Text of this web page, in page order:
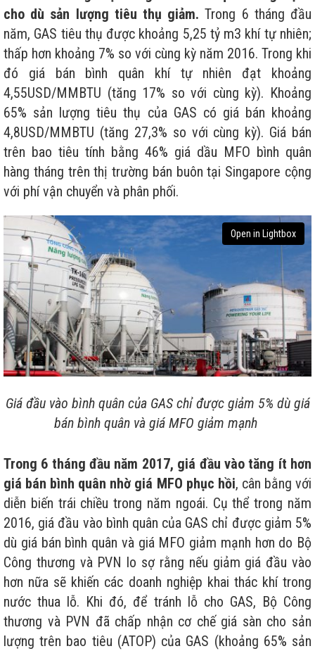
cho dù sản lượng tiêu thụ giảm. Trong 6 tháng đầu
năm, GAS tiêu thụ được khoảng 5,25 tỷ m3 khí tự nhiên;
thấp hơn khoảng 7% so với cùng kỳ năm 2016. Trong khi
đó giá bán bình quân khí tự nhiên đạt khoảng
4,55USD/MMBTU (tăng 17% so với cùng kỳ). Khoảng
65% sản lượng tiêu thụ của GAS có giá bán khoảng
4,8USD/MMBTU (tăng 27,3% so với cùng kỳ). Giá bán
trên bao tiêu tính bằng 46% giá dầu MFO bình quân
hàng tháng trên thị trường bán buôn tại Singapore cộng
với phí vận chuyển và phân phối.
Open in Lightbox
Giá đầu vào bình quân của GAS chỉ được giảm 5% dù giá
bán bình quân và giá MFO giảm mạnh
Trong 6 tháng đầu năm 2017, giá đầu vào tăng ít hơn
giá bán bình quân nhờ giá MFO phục hồi, cân bằng với
diễn biến trái chiều trong năm ngoái. Cụ thể trong năm
2016, giá đầu vào bình quân của GAS chỉ được giảm 5%
dù giá bán bình quân và giá MFO giảm mạnh hơn do Bộ
Công thương và PVN lo sợ rằng nếu giảm giá đầu vào
hơn nữa sẽ khiến các doanh nghiệp khai thác khí trong
nước thua lỗ. Khi đó, để tránh lỗ cho GAS, Bộ Công
thương và PVN đã chấp nhận cơ chế giá sàn cho sản
lượng trên bao tiêu (ATOP) của GAS (khoảng 65% sản